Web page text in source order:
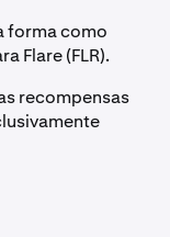
forma como
Flare (FLR).
recompensas